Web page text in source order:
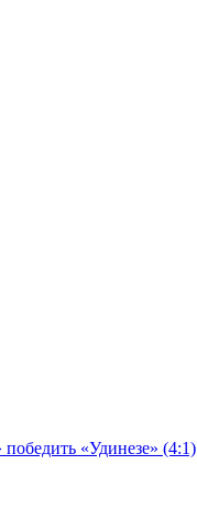
«Удинезе» (4:1)